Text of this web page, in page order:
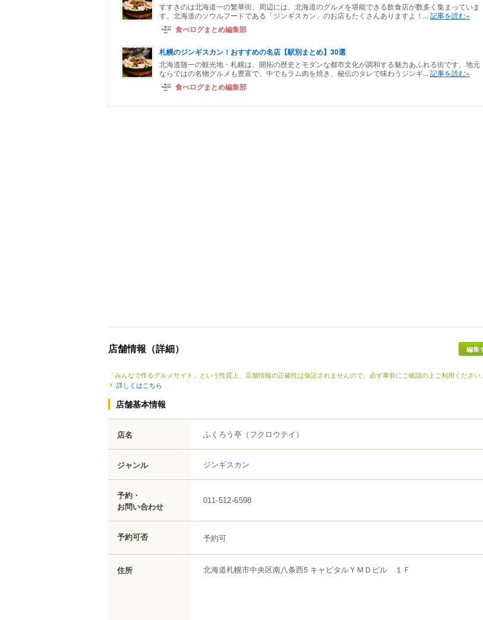
すすきのは北海道一の繁華街。周辺には、北海道のグルメを堪能できる飲食店が数多く集まっていま
す。北海道のソウルフードである「ジンギスカン」のお店もたくさんありますよ！... 記事を読む»
食べログまとめ編集部
札幌のジンギスカン！おすすめの名店【駅別まとめ】30選
北海道随一の観光地・札幌は、開拓の歴史とモダンな都市文化が調和する魅力あふれる街です。地元
ならではの名物グルメも豊富で、中でもラム肉を焼き、秘伝のタレで味わうジンギ... 記事を読む»
食べログまとめ編集部
店舗情報（詳細）
「みんなで作るグルメサイト」という性質上、店舗情報の正確性は保証されませんので、必ず事前にご確認の上ご利用ください。
詳しくはこちら
店舗基本情報
店名 ふくろう亭 （フクロウテイ）
ジャンル ジンギスカン
予約・
お問い合わせ
011-512-6598
予約可否 予約可
住所 北海道札幌市中央区南八条西5 キャピタルＹＭＤビル １Ｆ